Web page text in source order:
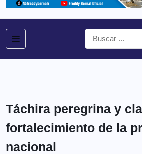
Táchira peregrina y
fortalecimiento de la
nacional